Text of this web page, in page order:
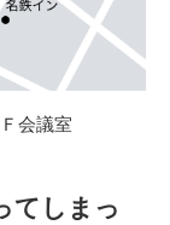
会議室
てしまっ